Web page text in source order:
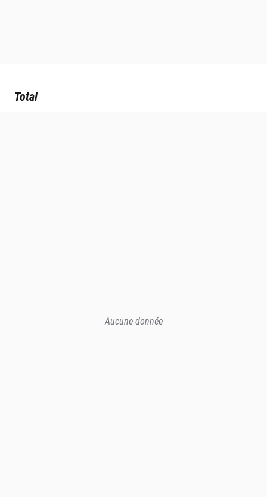
Total
Aucune donnée